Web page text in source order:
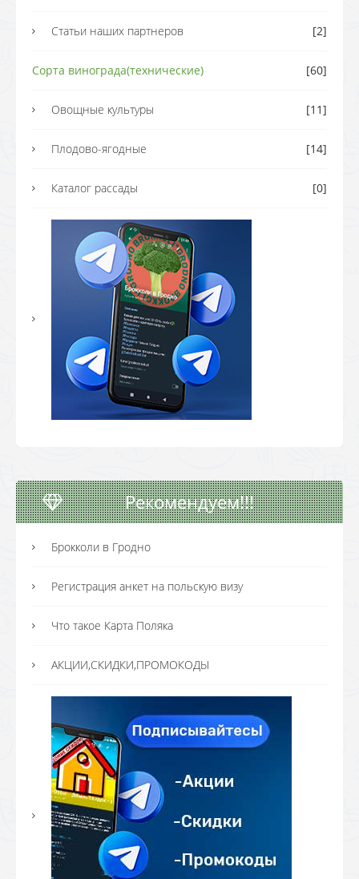
Статьи наших партнеров [2]
Сорта винограда(технические) [60]
Овощные культуры [11]
Плодово-ягодные [14]
Каталог рассады [0]
Рекомендуем!!!
Брокколи в Гродно
Регистрация анкет на польскую визу
Что такое Карта Поляка
АКЦИИ,СКИДКИ,ПРОМОКОДЫ